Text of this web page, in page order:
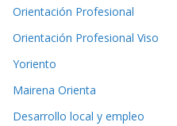
Orientación Profesional
Orientación Profesional Viso
Yoriento
Mairena Orienta
Desarrollo local y empleo